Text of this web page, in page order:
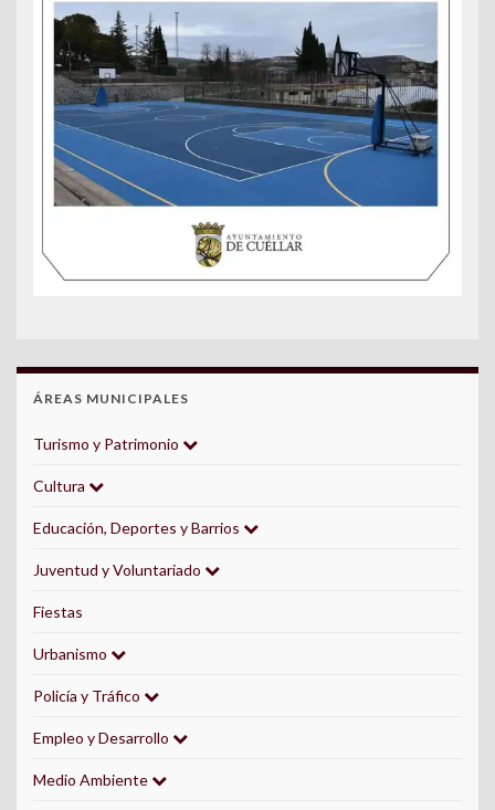
ÁREAS MUNICIPALES
Turismo y Patrimonio
Cultura
Educación, Deportes y Barrios
Juventud y Voluntariado
Fiestas
Urbanismo
Policía y Tráfico
Empleo y Desarrollo
Medio Ambiente